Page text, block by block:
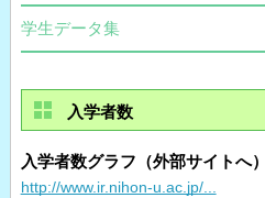
学生データ集
入学者数
入学者数グラフ（外部サイトへ）
http://www.ir.nihon-u.ac.jp/...